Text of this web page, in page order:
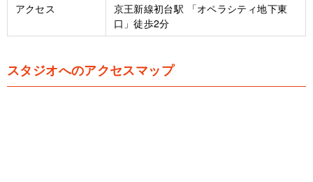
アクセス
京王新線初台駅 「オペラシティ地下東
口」徒歩2分
スタジオへのアクセスマップ